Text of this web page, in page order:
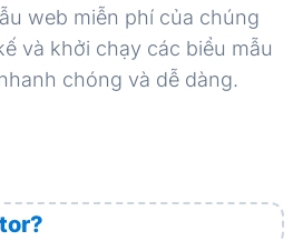
web miễn phí của chúng
và khởi chạy các biểu mẫu
chóng và dễ dàng.